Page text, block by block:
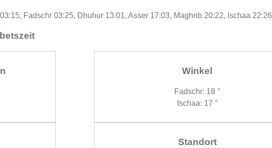
Fadschr 03:25, Dhuhur 13:01, Asser 17:03, Maghrib 20:22, Ischaa 22:26
Winkel
Fadschr: 18 °
Ischaa: 17 °
Standort